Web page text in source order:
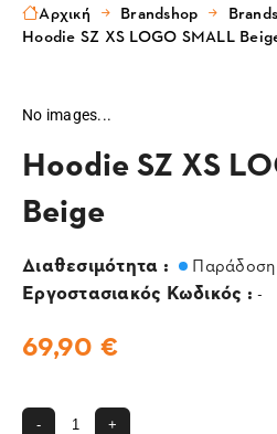
Αρχική Brandshop
Hoodie SZ XS LOGO SMALL
No images...
Hoodie SZ XS
Beige
Διαθεσιμότητα : Παράδοση
Εργοστασιακός Κωδικός : -
69,90 €
- +